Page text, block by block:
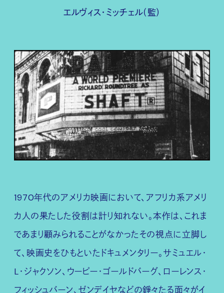
エルヴィス・ミッチェル（監）
1970年代のアメリカ映画において、アフリカ系アメリ
カ人の果たした役割は計り知れない。本作は、これま
であまり顧みられることがなかったその視点に立脚し
て、映画史をひもといたドキュメンタリー。サミュエル・
L・ジャクソン、ウーピー・ゴールドバーグ、ローレンス・
フィッシュバーン、ゼンデイヤなどの錚々たる面々がイ